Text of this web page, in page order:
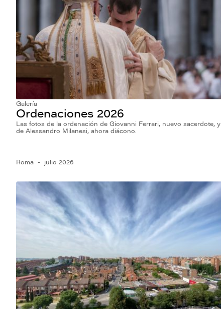
Galería
Ordenaciones 2026
Las fotos de la ordenación de Giovanni Ferrari, nuevo sacerdote, y
de Alessandro Milanesi, ahora diácono.
Roma julio 2026